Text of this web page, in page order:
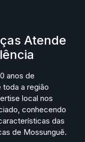
Atende
anos de
a região
local nos
conhecendo
das
de Mossunguê.